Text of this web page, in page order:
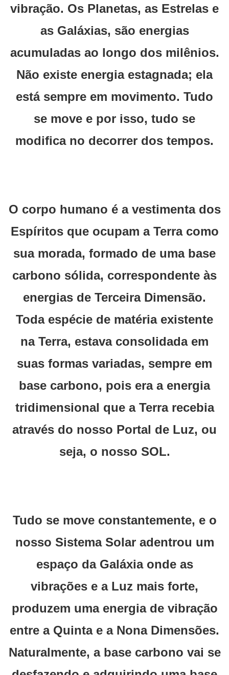
vibração. Os Planetas, as Estrelas e
as Galáxias, são energias
acumuladas ao longo dos milênios.
Não existe energia estagnada; ela
está sempre em movimento. Tudo
se move e por isso, tudo se
modifica no decorrer dos tempos.
O corpo humano é a vestimenta dos
Espíritos que ocupam a Terra como
sua morada, formado de uma base
carbono sólida, correspondente às
energias de Terceira Dimensão.
Toda espécie de matéria existente
na Terra, estava consolidada em
suas formas variadas, sempre em
base carbono, pois era a energia
tridimensional que a Terra recebia
através do nosso Portal de Luz, ou
seja, o nosso SOL.
Tudo se move constantemente, e o
nosso Sistema Solar adentrou um
espaço da Galáxia onde as
vibrações e a Luz mais forte,
produzem uma energia de vibração
entre a Quinta e a Nona Dimensões.
Naturalmente, a base carbono vai se